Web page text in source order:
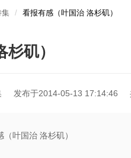
看报有感（叶国治 洛杉矶）
矶）
发布于2014-05-13 17:14:46
（叶国治 洛杉矶）